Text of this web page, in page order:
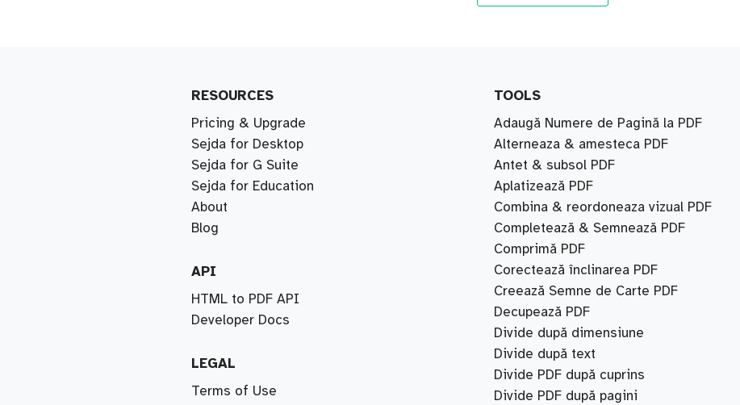
RESOURCES
Pricing & Upgrade
Sejda for Desktop
Sejda for G Suite
Sejda for Education
About
Blog
API
HTML to PDF API
Developer Docs
LEGAL
Terms of Use
TOOLS
Adaugă Numere de Pagină la PDF
Alterneaza & amesteca PDF
Antet & subsol PDF
Aplatizează PDF
Combina & reordoneaza vizual PDF
Completează & Semnează PDF
Comprimă PDF
Corectează înclinarea PDF
Creează Semne de Carte PDF
Decupează PDF
Divide după dimensiune
Divide după text
Divide PDF după cuprins
Divide PDF după pagini